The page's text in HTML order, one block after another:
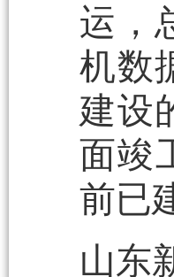
运，
机数
建设
面竣
前已
山东